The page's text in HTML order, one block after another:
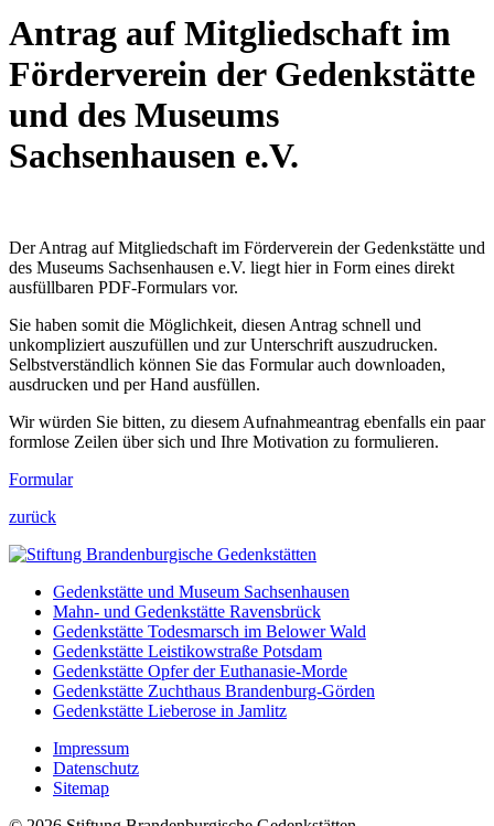
Antrag auf Mitgliedschaft im
Förderverein der Gedenkstätte
und des Museums
Sachsenhausen e.V.
Der Antrag auf Mitgliedschaft im Förderverein der Gedenkstätte und
des Museums Sachsenhausen e.V. liegt hier in Form eines direkt
ausfüllbaren PDF-Formulars vor.
Sie haben somit die Möglichkeit, diesen Antrag schnell und
unkompliziert auszufüllen und zur Unterschrift auszudrucken.
Selbstverständlich können Sie das Formular auch downloaden,
ausdrucken und per Hand ausfüllen.
Wir würden Sie bitten, zu diesem Aufnahmeantrag ebenfalls ein paar
formlose Zeilen über sich und Ihre Motivation zu formulieren.
Formular
zurück
Gedenkstätte und Museum Sachsenhausen
Mahn- und Gedenkstätte Ravensbrück
Gedenkstätte Todesmarsch im Belower Wald
Gedenkstätte Leistikowstraße Potsdam
Gedenkstätte Opfer der Euthanasie-Morde
Gedenkstätte Zuchthaus Brandenburg-Görden
Gedenkstätte Lieberose in Jamlitz
Impressum
Datenschutz
Sitemap